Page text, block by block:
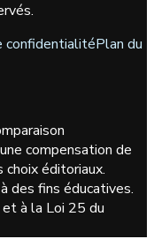
confidentialitéPlan du
compensation de
éditoriaux.
des fins éducatives.
à la Loi 25 du